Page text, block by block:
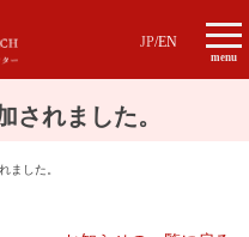
JP/EN
menu
されました。
ました。